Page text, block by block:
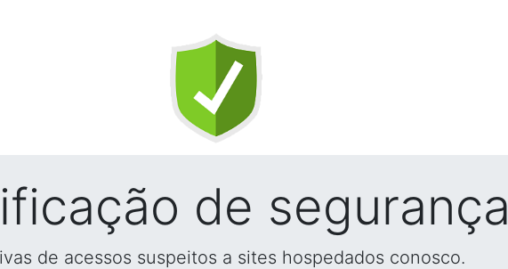
de segurança
de acessos suspeitos a sites hospedados conosco.